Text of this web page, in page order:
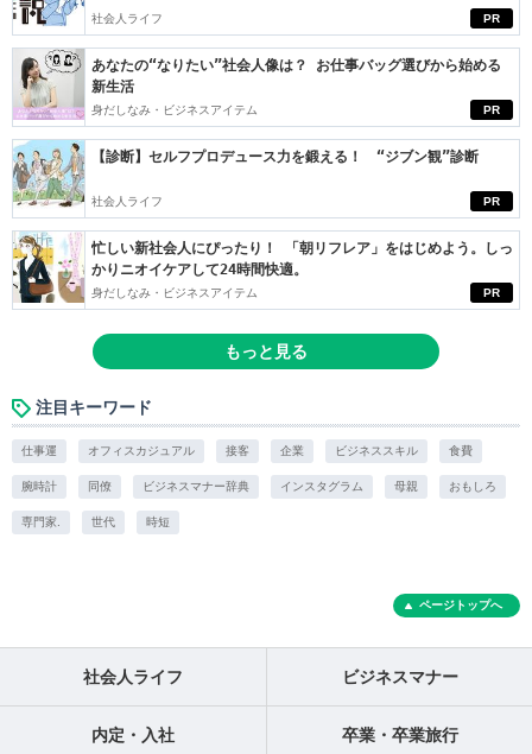
PR
社会人ライフ
PR
あなたの“なりたい”社会人像は？ お仕事バッグ選びから始める
新生活
身だしなみ・ビジネスアイテム
PR
【診断】セルフプロデュース力を鍛える！ “ジブン観”診断
社会人ライフ
PR
忙しい新社会人にぴったり！ 「朝リフレア」をはじめよう。しっ
かりニオイケアして24時間快適。
身だしなみ・ビジネスアイテム
もっと見る
注目キーワード
仕事運 オフィスカジュアル 接客 企業 ビジネススキル 食費
腕時計 同僚 ビジネスマナー辞典 インスタグラム 母親 おもしろ
専門家. 世代 時短
ページトップへ
社会人ライフ ビジネスマナー
内定・入社 卒業・卒業旅行